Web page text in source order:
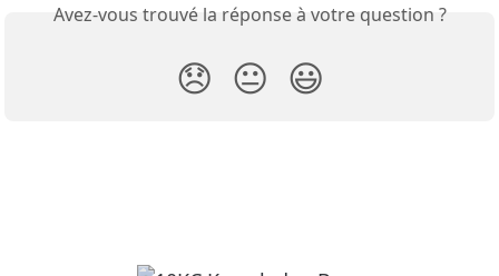
Avez-vous trouvé la réponse à votre question ?
😞 😐 😃